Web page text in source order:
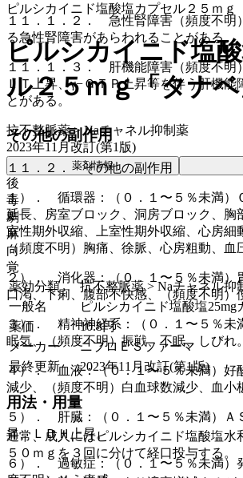
１１．１．２． 急性腎障害（頻度不明
る急性腎障害があらわれることがある。
１１．１．３． 肝機能障害（頻度不明
ＬＴ上昇、γ−ＧＴＰ上昇等を伴う肝機能
とがある。
その他の副作用
１１．２． その他の副作用
１）． 循環器：（０．１〜５％未満）
延長、房室ブロック、洞房ブロック、胸
室性期外収縮、上室性期外収縮、心房細
（頻度不明）胸痛、徐脈、心房粗動、血
２）． 消化器：（０．１〜５％未満）
口渇、下痢、腹部不快感、（頻度不明）
３）． 精神神経系：（０．１〜５％未
眠気、（頻度不明）振戦、不眠、しびれ。
４）． 血液：（０．１〜５％未満）好
減少、（頻度不明）白血球数減少、血小
５）． 肝臓：（０．１〜５％未満）Ａ
昇、ＬＤＨ上昇。
６）． 過敏症：（０．１〜５％未満）
ピルシカイニド塩酸塩カプセル２５ｍｇ
ピルシカイニド塩
ル２５ｍｇ「タナ
抗不整脈薬 > Naチャネル抑制薬
2023年11月改訂(第1版)
薬剤情報
後
毒
劇
麻
向
覚
薬効分類
抗不整脈薬 > Naチャネル抑
一般名
ピルシカイニド塩酸塩25mg
薬価
10.8円
メーカー
ニプロＥＳファーマ
最終更新
2023年11月改訂(第1版)
用法・用量
通常、成人にはピルシカイニド塩酸塩水
５０ｍｇを３回に分けて経口投与する。